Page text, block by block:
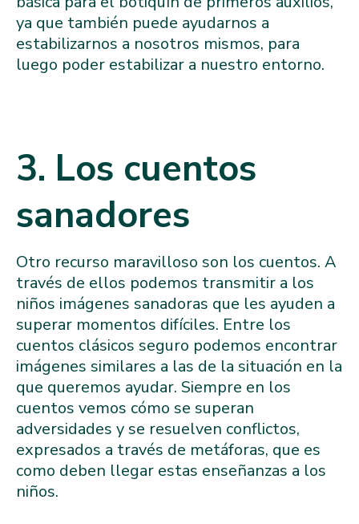
ya que también puede ayudarnos a
estabilizarnos a nosotros mismos, para
luego poder estabilizar a nuestro entorno.
3. Los cuentos
sanadores
Otro recurso maravilloso son los cuentos. A
través de ellos podemos transmitir a los
niños imágenes sanadoras que les ayuden a
superar momentos difíciles. Entre los
cuentos clásicos seguro podemos encontrar
imágenes similares a las de la situación en la
que queremos ayudar. Siempre en los
cuentos vemos cómo se superan
adversidades y se resuelven conflictos,
expresados a través de metáforas, que es
como deben llegar estas enseñanzas a los
niños.